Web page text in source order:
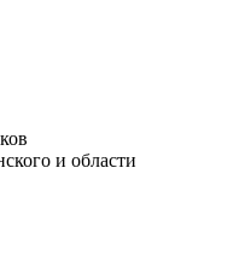
и области